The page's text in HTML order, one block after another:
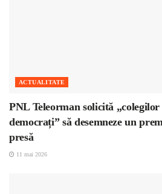
ACTUALITATE
PNL Teleorman solicită
democrați” să desemneze un
presă
11 mai 2026